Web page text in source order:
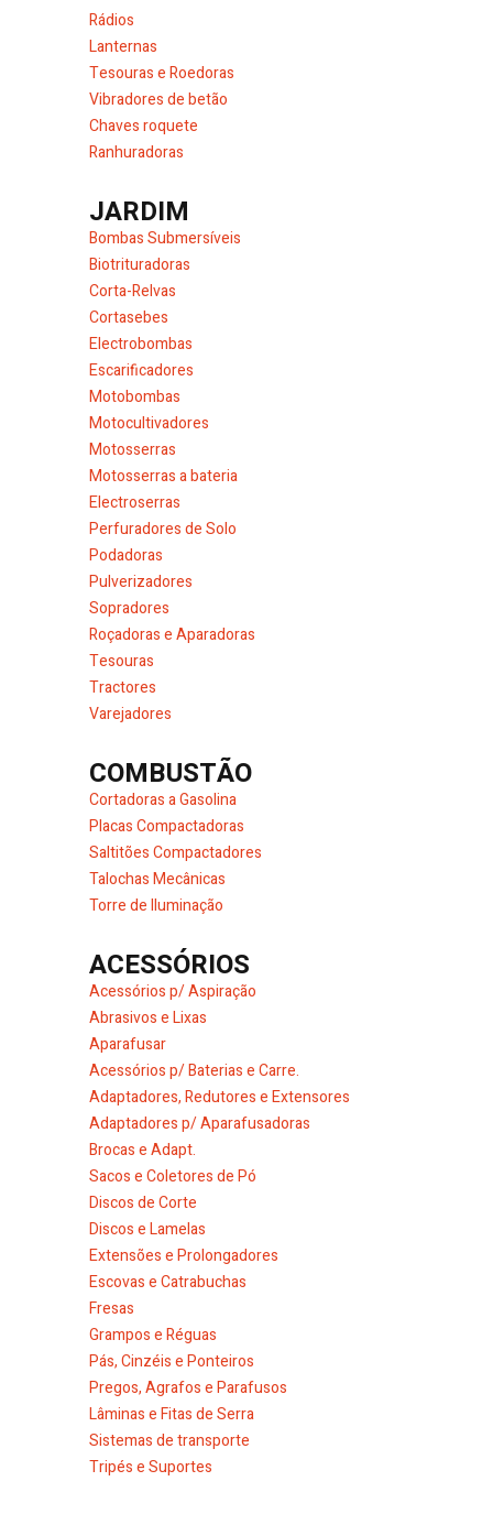
Rádios
Lanternas
Tesouras e Roedoras
Vibradores de betão
Chaves roquete
Ranhuradoras
JARDIM
Bombas Submersíveis
Biotrituradoras
Corta-Relvas
Cortasebes
Electrobombas
Escarificadores
Motobombas
Motocultivadores
Motosserras
Motosserras a bateria
Electroserras
Perfuradores de Solo
Podadoras
Pulverizadores
Sopradores
Roçadoras e Aparadoras
Tesouras
Tractores
Varejadores
COMBUSTÃO
Cortadoras a Gasolina
Placas Compactadoras
Saltitões Compactadores
Talochas Mecânicas
Torre de Iluminação
ACESSÓRIOS
Acessórios p/ Aspiração
Abrasivos e Lixas
Aparafusar
Acessórios p/ Baterias e Carre.
Adaptadores, Redutores e Extensores
Adaptadores p/ Aparafusadoras
Brocas e Adapt.
Sacos e Coletores de Pó
Discos de Corte
Discos e Lamelas
Extensões e Prolongadores
Escovas e Catrabuchas
Fresas
Grampos e Réguas
Pás, Cinzéis e Ponteiros
Pregos, Agrafos e Parafusos
Lâminas e Fitas de Serra
Sistemas de transporte
Tripés e Suportes